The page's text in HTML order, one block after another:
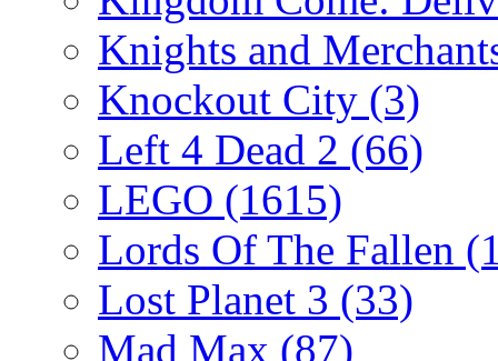
Knights and
Knockout City (3)
Left 4 Dead 2 (66)
LEGO (1615)
Lords Of The Fallen
Lost Planet 3 (33)
Mad Max (87)